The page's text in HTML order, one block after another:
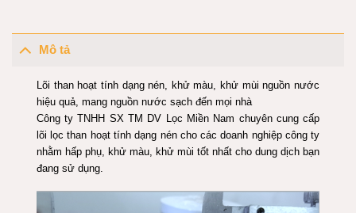
Mô tả
Lõi than hoạt tính dạng nén, khử màu, khử mùi nguồn nước
hiệu quả, mang nguồn nước sạch đến mọi nhà
Công ty TNHH SX TM DV Lọc Miền Nam chuyên cung cấp
lõi lọc than hoạt tính dạng nén cho các doanh nghiệp công ty
nhằm hấp phụ, khử màu, khử mùi tốt nhất cho dung dịch bạn
đang sử dụng.